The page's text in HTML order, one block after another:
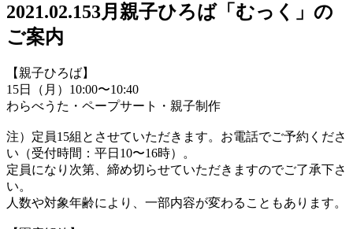
2021.02.153月親子ひろば「むっく」の
ご案内
【親子ひろば】
15日（月）10:00〜10:40
わらべうた・ペープサート・親子制作
注） 定員15組 とさせていただきます。お電話でご予約くださ
い（受付時間：平日10〜16時）。
定員になり次第、締め切らせていただきますのでご了承下さ
い。
人数や対象年齢により、一部内容が変わることもあります。